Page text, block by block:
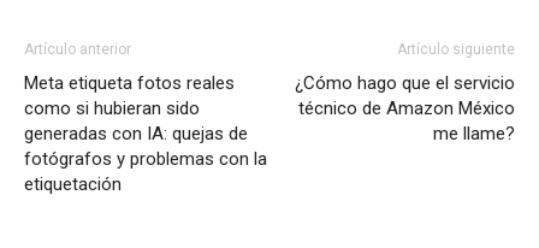
Artículo anterior
Meta etiqueta fotos reales
como si hubieran sido
generadas con IA: quejas de
fotógrafos y problemas con la
etiquetación
Artículo siguiente
¿Cómo hago que el servicio
técnico de Amazon México
me llame?